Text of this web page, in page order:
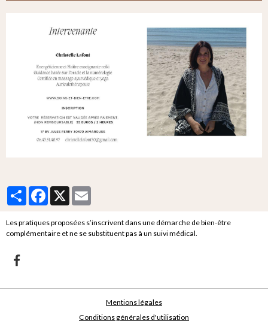
PartagerFacebook
X
Les pratiques proposées s’inscrivent dans une démarche de bien-être
complémentaire et ne se substituent pas à un suivi médical.
Mentions légales
Conditions générales d'utilisation